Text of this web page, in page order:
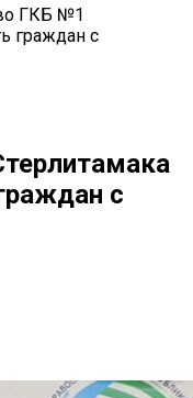
ГКБ №1
граждан с
с